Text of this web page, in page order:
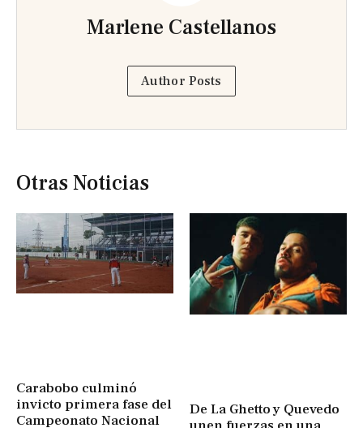
Marlene Castellanos
Author Posts
Otras Noticias
Carabobo culminó
invicto primera fase del
Campeonato Nacional
De La Ghetto y Quevedo